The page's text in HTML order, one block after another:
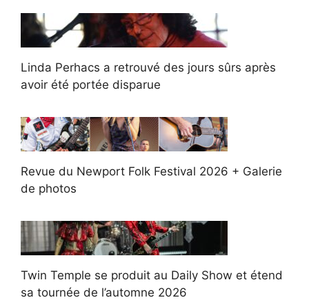
Linda Perhacs a retrouvé des jours sûrs après
avoir été portée disparue
Revue du Newport Folk Festival 2026 + Galerie
de photos
Twin Temple se produit au Daily Show et étend
sa tournée de l’automne 2026